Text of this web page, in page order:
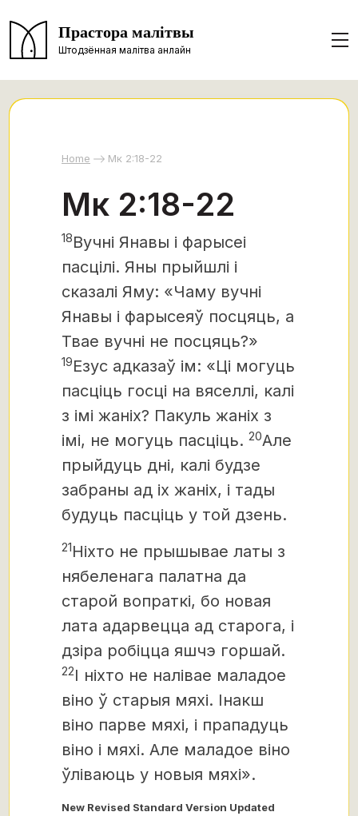
Прастора малітвы
Штодзённая малітва анлайн
Home Мк 2:18-22
Мк 2:18-22
18Вучні Янавы і фарысеі
пасцілі. Яны прыйшлі і
сказалі Яму: «Чаму вучні
Янавы і фарысеяў посцяць, а
Твае вучні не посцяць?»
19Езус адказаў ім: «Ці могуць
пасціць госці на вяселлі, калі
з імі жаніх? Пакуль жаніх з
імі, не могуць пасціць. 20Але
прыйдуць дні, калі будзе
забраны ад іх жаніх, і тады
будуць пасціць у той дзень.
21Ніхто не прышывае латы з
нябеленага палатна да
старой вопраткі, бо новая
лата адарвецца ад старога, і
дзіра робіцца яшчэ горшай.
22І ніхто не налівае маладое
віно ў старыя мяхі. Інакш
віно парве мяхі, і прападуць
віно і мяхі. Але маладое віно
ўліваюць у новыя мяхі».
New Revised Standard Version Updated